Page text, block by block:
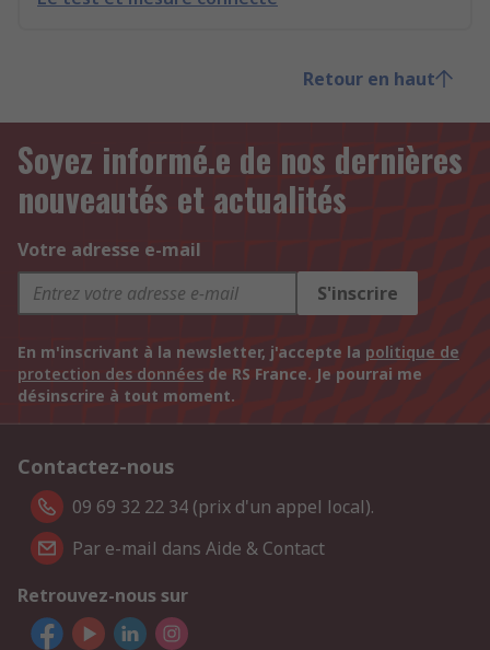
Retour en haut
Soyez informé.e de nos dernières
nouveautés et actualités
Votre adresse e-mail
S'inscrire
En m'inscrivant à la newsletter, j'accepte la politique de
protection des données de RS France. Je pourrai me
désinscrire à tout moment.
Contactez-nous
09 69 32 22 34 (prix d'un appel local).
Par e-mail dans Aide & Contact
Retrouvez-nous sur